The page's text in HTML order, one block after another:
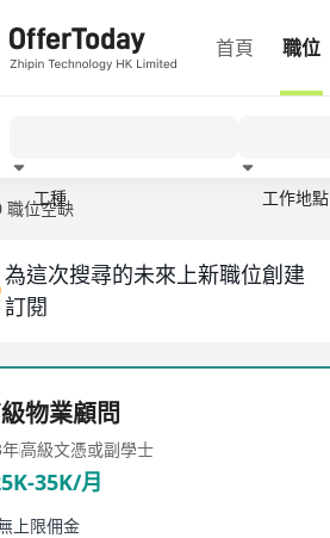
首頁 職位
工種 工作地點
職位空缺
為這次搜尋的未來上新職位創建
訂閱
物業顧問
高級文憑或副學士
35K/月
上限佣金